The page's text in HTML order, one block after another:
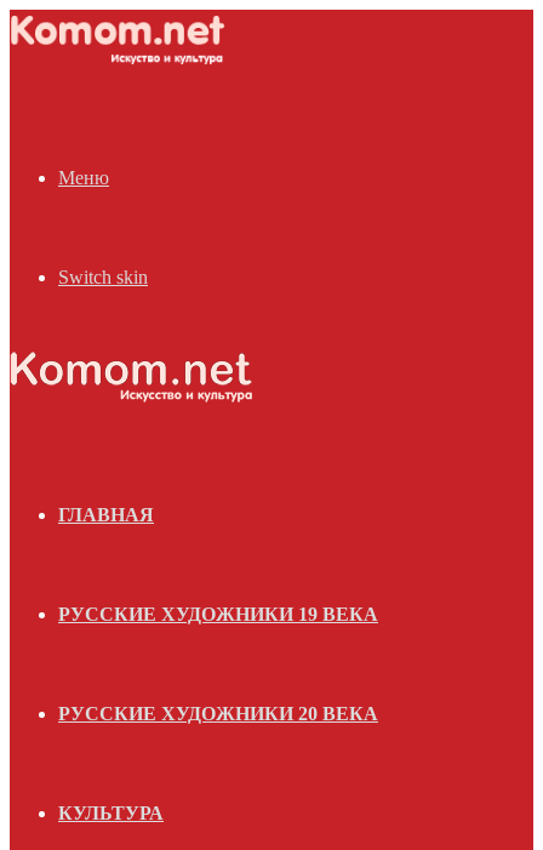
Меню
Switch skin
ГЛАВНАЯ
РУССКИЕ ХУДОЖНИКИ 19 ВЕКА
РУССКИЕ ХУДОЖНИКИ 20 ВЕКА
КУЛЬТУРА